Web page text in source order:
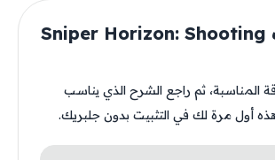
قبل تثبيت Sniper Horizon: Shooting
المناسبة، ثم راجع الشرح الذي يناسب
أول مرة لك في التثبيت بدون جلبريك.